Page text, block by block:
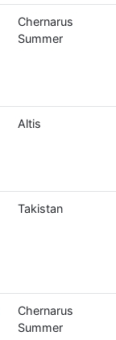
Chernarus
Summer
Altis
Takistan
Chernarus
Summer